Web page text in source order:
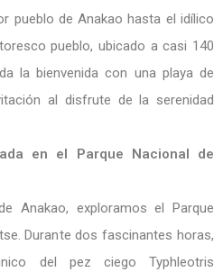
pueblo de Anakao hasta el idílico
pueblo, ubicado a casi 140
la bienvenida con una playa de
al disfrute de la serenidad
en el Parque Nacional de
exploramos el Parque
Durante dos fascinantes horas,
del pez ciego Typhleotris